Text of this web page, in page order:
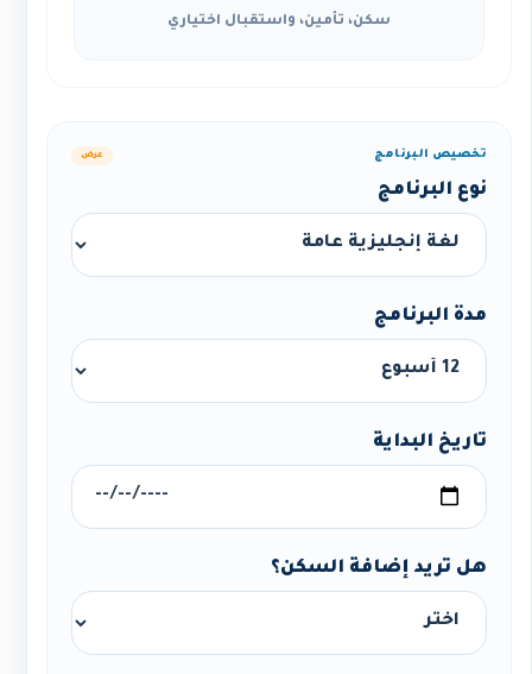
سكن، تأمين، واستقبال اختياري
تخصيص البرنامج عرض
نوع البرنامج
مدة البرنامج
تاريخ البداية
هل تريد إضافة السكن؟